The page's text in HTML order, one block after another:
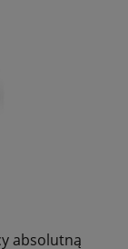
absolutną